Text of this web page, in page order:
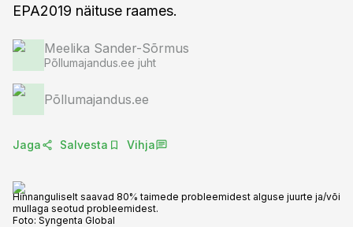
EPA2019 näituse raames.
Meelika Sander-Sõrmus
Põllumajandus.ee juht
Põllumajandus.ee
Jaga Salvesta Vihja
Hinnanguliselt saavad 80% taimede probleemidest alguse juurte ja/või
mullaga seotud probleemidest.
Foto: Syngenta Global